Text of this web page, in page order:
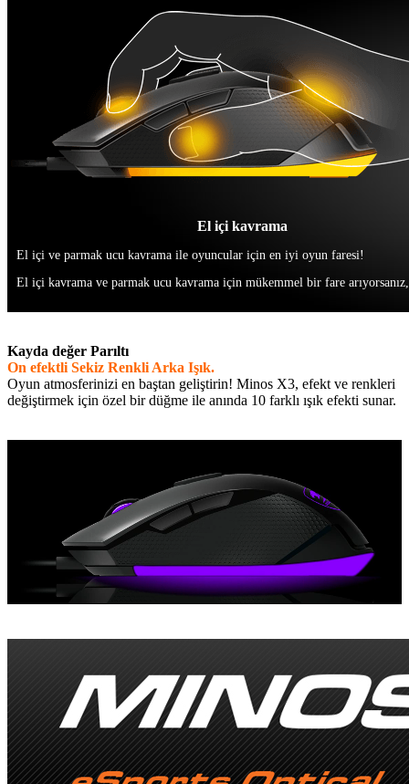
El içi kavrama
El içi ve parmak ucu kavrama ile oyuncular için en iyi oyun faresi!
El içi kavrama ve parmak ucu kavrama için mükemmel bir fare
Kayda değer Parıltı
On efektli Sekiz Renkli Arka Işık.
Oyun atmosferinizi en baştan geliştirin! Minos X3, efekt ve renkleri
değiştirmek için özel bir düğme ile anında 10 farklı ışık efekti sunar.